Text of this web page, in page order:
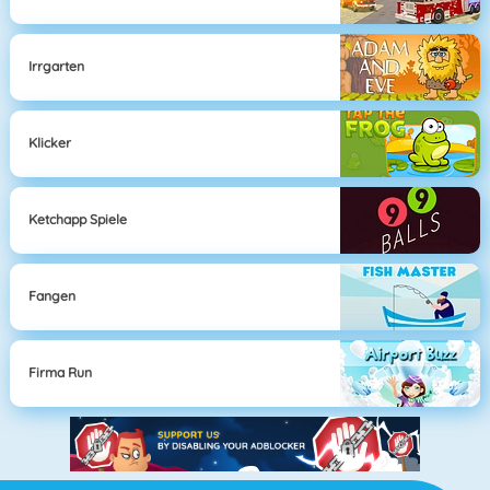
Irrgarten
Klicker
Ketchapp Spiele
Fangen
Firma Run